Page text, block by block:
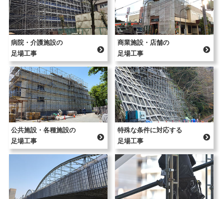
病院・介護施設の
足場工事
商業施設・店舗の
足場工事
公共施設・各種施設の
足場工事
特殊な条件に対応する
足場工事